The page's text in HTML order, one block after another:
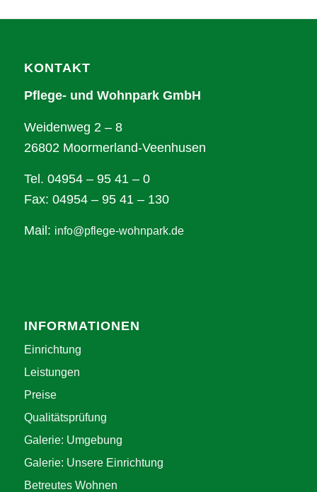
KONTAKT
Pflege- und Wohnpark GmbH
Weidenweg 2 – 8
26802 Moormerland-Veenhusen
Tel. 04954 – 95 41 – 0
Fax: 04954 – 95 41 – 130
Mail: info@pflege-wohnpark.de
INFORMATIONEN
Einrichtung
Leistungen
Preise
Qualitätsprüfung
Galerie: Umgebung
Galerie: Unsere Einrichtung
Betreutes Wohnen